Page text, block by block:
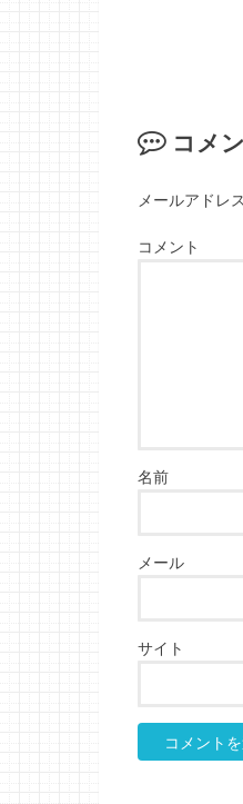
コメ
メールアドレ
コメント
名前
メール
サイト